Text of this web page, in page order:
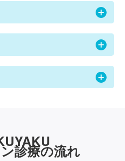
診療の流れ